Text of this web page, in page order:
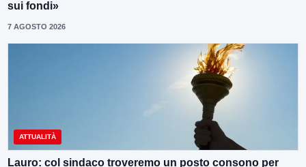
sui fondi»
7 AGOSTO 2026
ATTUALITÀ
Lauro: col sindaco troveremo un posto consono per